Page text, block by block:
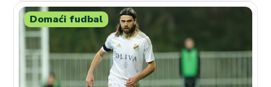
Domaći fudbal